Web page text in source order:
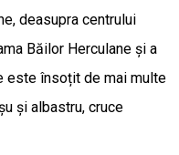
deasupra centrului
Băilor Herculane și a
este însoțit de mai multe
și albastru, cruce